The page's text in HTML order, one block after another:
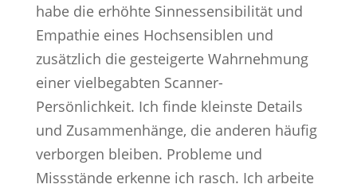
habe die erhöhte Sinnessensibilität und
Empathie eines Hochsensiblen und
zusätzlich die gesteigerte Wahrnehmung
einer vielbegabten Scanner-
Persönlichkeit. Ich finde kleinste Details
und Zusammenhänge, die anderen häufig
verborgen bleiben. Probleme und
Missstände erkenne ich rasch. Ich arbeite